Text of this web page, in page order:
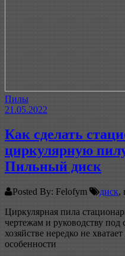
Пилы
21.05.2022
Как сделать
циркулярную
Пильный диск
Posted By: Felofym диск,
Циркулярная пила
чертежам и руководству
хозяйстве нередко не
особенности